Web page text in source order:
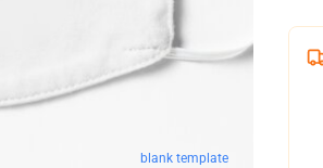
blank template